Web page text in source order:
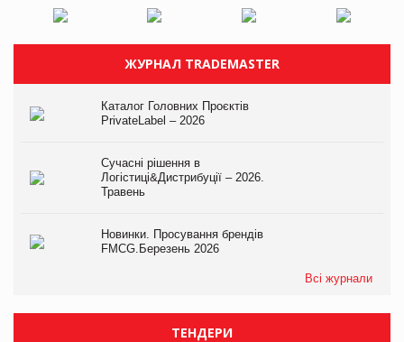
ЖУРНАЛ TRADEMASTER
Каталог Головних Проєктів
PrivateLabel – 2026
Сучасні рішення в
Логістиці&Дистрибуції – 2026.
Травень
Новинки. Просування брендів
FMCG.Березень 2026
Всі журнали
ТЕНДЕРИ